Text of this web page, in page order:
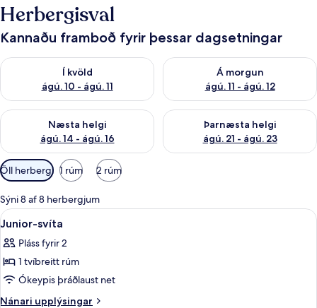
Herbergisval
Kannaðu framboð fyrir þessar dagsetningar
Í kvöld
ágú. 10 - ágú. 11
Athuga framboð í kvöld ágú. 10 - ágú. 11
Á morgun
ágú. 11 - ágú. 12
Athuga framboð á morgun
Næsta helgi
ágú. 14 - ágú. 16
Athuga framboð næstu helgi ágú. 14 - ágú. 16
Þarnæsta helgi
ágú. 21 - ágú. 23
Athuga framboð þarnæstu
Síur
í
boði
fyrir
herbergi
Öll herbergi 1 rúm 2 rúm
Sýni 8 af 8 herbergjum
Skoða
allar
myndir
fyrir
Junior-
svíta
Junior-svíta | Rúmföt af bestu
11
Junior-svíta
Pláss fyrir 2
1 tvíbreitt rúm
Ókeypis þráðlaust net
Nánari upplýsingar
Nánari